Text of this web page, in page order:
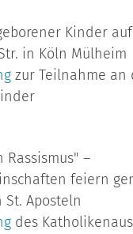
Kinder
in Köln Mülheim
zur Teilnahme an
Rassismus" –
feiern
Aposteln
des